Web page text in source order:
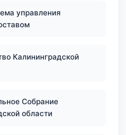
управления
Калининградской
Собрание
области